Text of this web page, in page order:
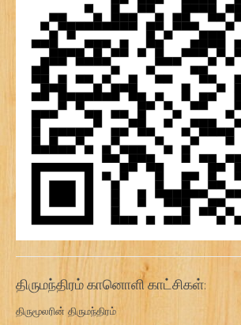
திருமந்திரம் கானொளி காட்சிகள்:
திருமூலரின் திருமந்திரம்